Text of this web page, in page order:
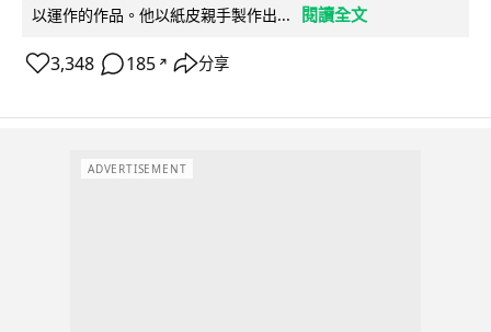
以運作的作品。他以紙皮親手製作出...
閱讀全文
3,348 185 ↗ 分享
ADVERTISEMENT